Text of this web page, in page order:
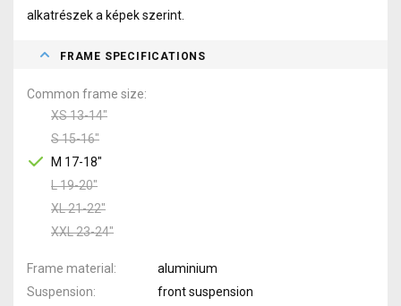
alkatrészek a képek szerint.
FRAME SPECIFICATIONS
Common frame size
XS 13-14"
S 15-16"
M 17-18"
L 19-20"
XL 21-22"
XXL 23-24"
Frame material
aluminium
Suspension
front suspension